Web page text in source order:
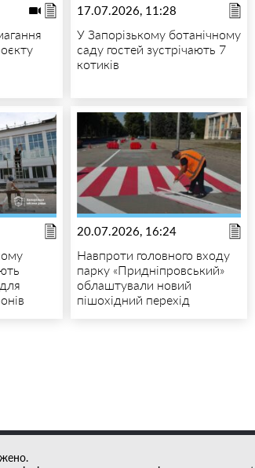
17.07.2026, 11:28
У Запорізькому ботанічному
саду гостей зустрічають 7
котиків
20.07.2026, 16:24
Навпроти головного входу
парку «Придніпровський»
облаштували новий
пішохідний перехід